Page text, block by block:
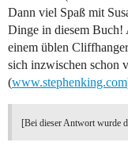
Dann viel Spaß mit
Dinge in diesem Buch!
einem üblen
sich inzwischen schon
(www.stephenking.com
[Bei dieser Antwort wurde